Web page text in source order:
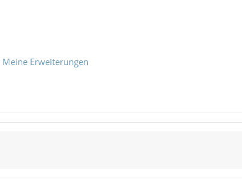
Meine Erweiterungen